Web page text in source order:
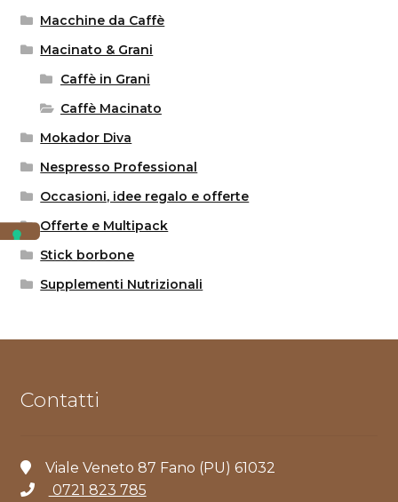
Macchine da Caffè
Macinato & Grani
Caffè in Grani
Caffè Macinato
Mokador Diva
Nespresso Professional
Occasioni, idee regalo e offerte
Offerte e Multipack
Stick borbone
Supplementi Nutrizionali
Contatti
Viale Veneto 87 Fano (PU) 61032
0721 823 785